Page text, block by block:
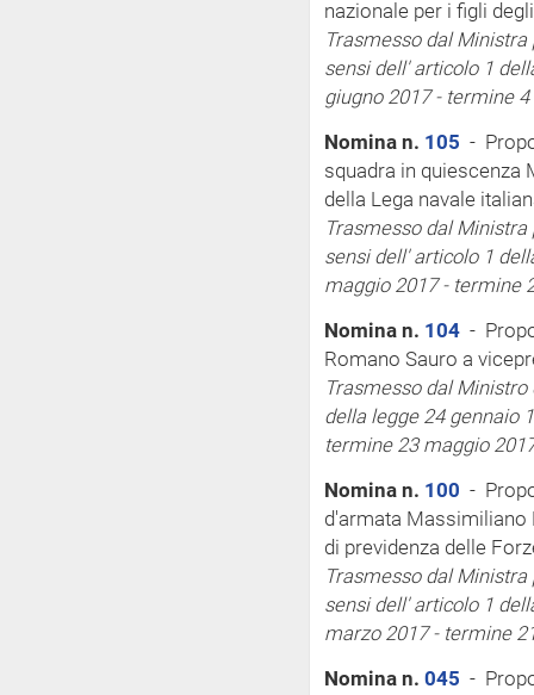
nazionale per i figli
Trasmesso dal
sensidell' articolo 1
giugno 2017 - termine
Nomina n. 105 -
squadra in quiescenza
della Lega navale
Trasmesso dal
sensidell' articolo 1
maggio 2017 - termine
Nomina n. 104 -
Romano Sauro a
Trasmesso dal Ministro
della legge 24 gennaio
termine 23 maggio
Nomina n. 100 -
d'armata Massimiliano
di previdenza delle
Trasmesso dal
sensidell' articolo 1
marzo 2017 - termine
Nomina n. 045 -